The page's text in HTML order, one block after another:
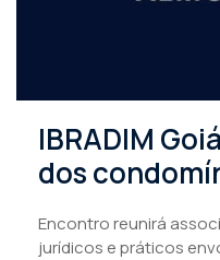
IBRADIM
dos
Encontro reunirá
jurídicos e práticos